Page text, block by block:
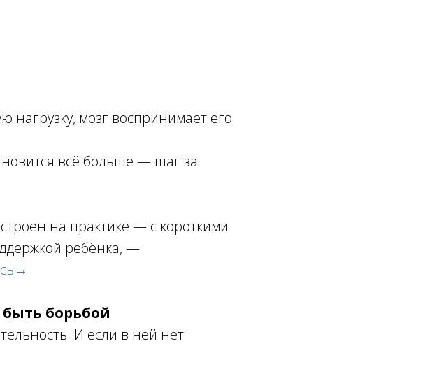
мозг воспринимает его
всё больше — шаг за
на практике — с короткими
ребёнка, —
быть борьбой
И если в ней нет